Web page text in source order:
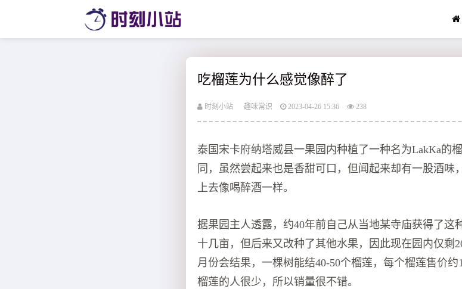
吃榴莲为什么感觉像醉了
时刻小站 趣味常识 2023-04-26 15:36 238
泰国宋卡府纳塔威县一果园内种植了一种名为LakKa的
同，虽然尝起来也是香甜可口，但闻起来却有一股酒味
上去像喝醉酒一样。
据果园主人透露，约40年前自己从当地某寺庙获得了这
十几亩，但后来又改种了其他水果，因此现在园内仅剩
月份会结果，一棵树能结40-50个榴莲，每个榴莲售价
榴莲的人很少，所以销量很不错。